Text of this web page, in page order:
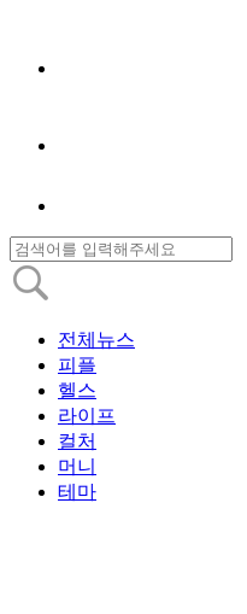
전체뉴스
피플
헬스
라이프
컬처
머니
테마